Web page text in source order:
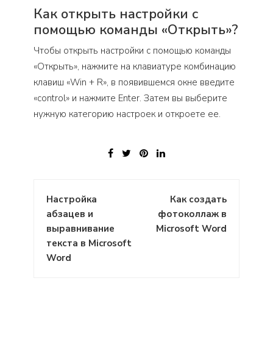
Как открыть настройки с
помощью команды «Открыть»?
Чтобы открыть настройки с помощью команды
«Открыть», нажмите на клавиатуре комбинацию
клавиш «Win + R», в появившемся окне введите
«control» и нажмите Enter. Затем вы выберите
нужную категорию настроек и откроете ее.
Навигация
по
записям
Настройка
абзацев и
выравнивание
текста в Microsoft
Word
Как создать
фотоколлаж в
Microsoft Word